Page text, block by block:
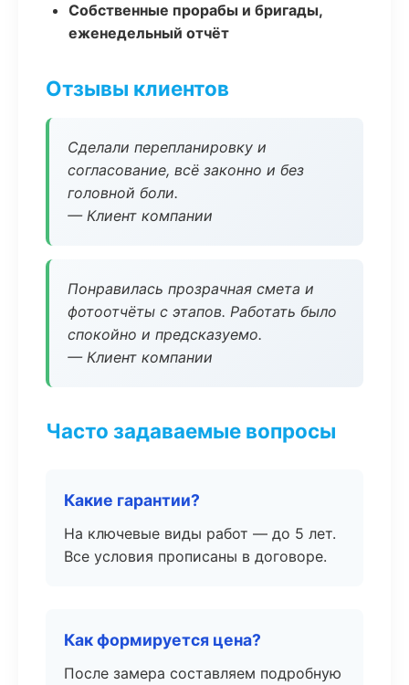
Собственные прорабы и бригады,
еженедельный отчёт
Отзывы клиентов
Сделали перепланировку и
согласование, всё законно и без
головной боли.
— Клиент компании
Понравилась прозрачная смета и
фотоотчёты с этапов. Работать было
спокойно и предсказуемо.
— Клиент компании
Часто задаваемые вопросы
Какие гарантии?
На ключевые виды работ — до 5 лет.
Все условия прописаны в договоре.
Как формируется цена?
После замера составляем подробную